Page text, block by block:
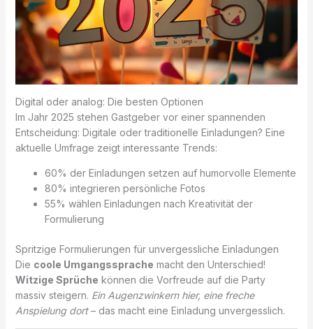
Digital oder analog: Die besten Optionen
Im Jahr 2025 stehen Gastgeber vor einer spannenden
Entscheidung: Digitale oder traditionelle Einladungen? Eine
aktuelle Umfrage zeigt interessante Trends:
60% der Einladungen setzen auf humorvolle Elemente
80% integrieren persönliche Fotos
55% wählen Einladungen nach Kreativität der
Formulierung
Spritzige Formulierungen für unvergessliche Einladungen
Die coole Umgangssprache macht den Unterschied!
Witzige Sprüche können die Vorfreude auf die Party
massiv steigern. Ein Augenzwinkern hier, eine freche
Anspielung dort– das macht eine Einladung unvergesslich.